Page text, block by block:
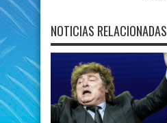
NOTICIAS RELACIONADAS